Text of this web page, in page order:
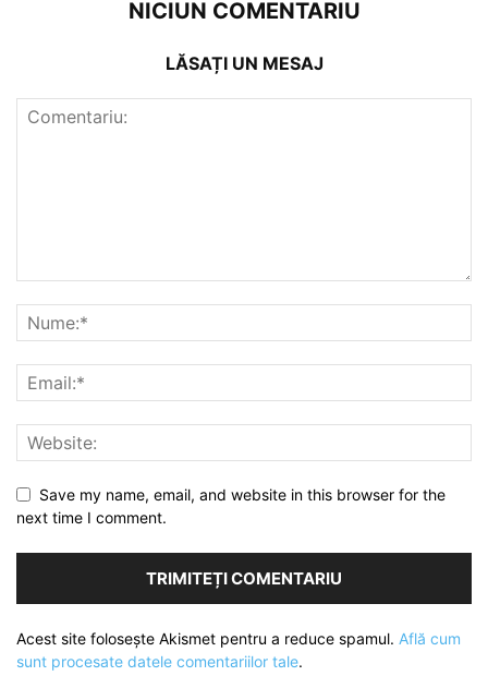
NICIUN COMENTARIU
LĂSAȚI UN MESAJ
Save my name, email, and website in this browser for the
next time I comment.
Acest site folosește Akismet pentru a reduce spamul. Află cum
sunt procesate datele comentariilor tale.